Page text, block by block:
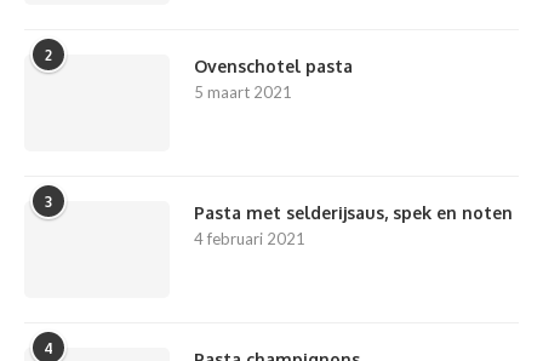
2
Ovenschotel pasta
5 maart 2021
3
Pasta met selderijsaus, spek en noten
4 februari 2021
4